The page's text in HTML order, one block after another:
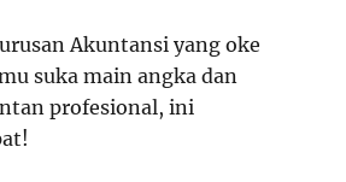
Akuntansi yang oke
suka main angka dan
profesional, ini